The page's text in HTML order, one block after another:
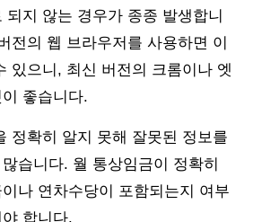
지 않는 경우가 종종 발생합니
전의 웹 브라우저를 사용하면 이
있으니, 최신 버전의 크롬이나 엣
좋습니다.
정확히 알지 못해 잘못된 정보를
습니다. 월 통상임금이 정확히
나 연차수당이 포함되는지 여부
합니다.